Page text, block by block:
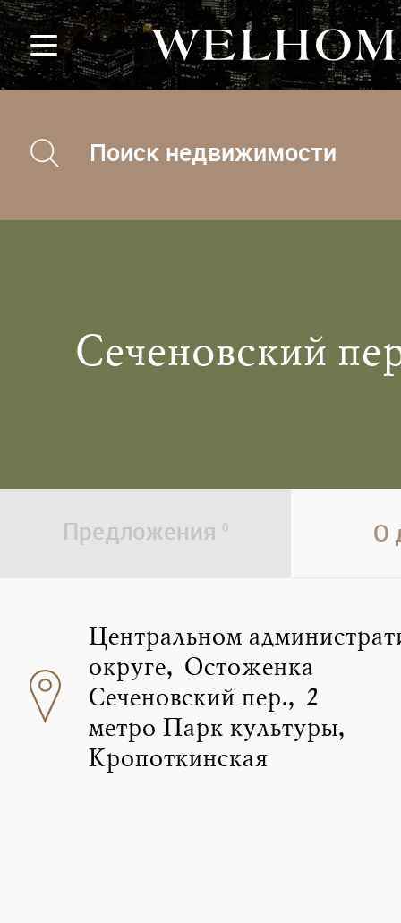
Поиск недвижимости
Сеченовский
Предложения 0 О
Центральном
округе, Остоженка
Сеченовский пер., 2
метро Парк культуры,
Кропоткинская